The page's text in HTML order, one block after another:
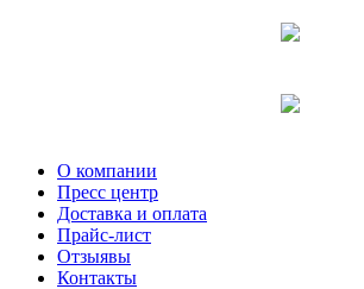
О компании
Пресс центр
Доставка и оплата
Прайс-лист
Отзыявы
Контакты